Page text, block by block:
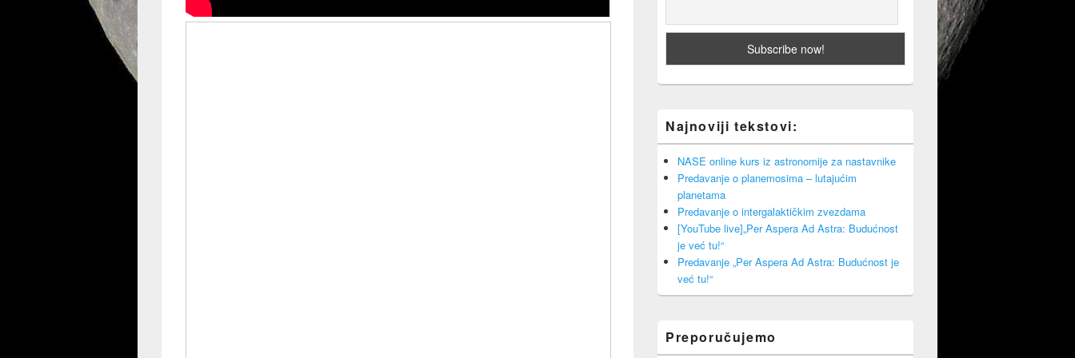
Najnoviji tekstovi:
NASE online kurs iz astronomije za nastavnike
Predavanje o planemosima – lutajućim
planetama
Predavanje o intergalaktičkim zvezdama
[YouTube live]„Per Aspera Ad Astra: Budućnost
je već tu!“
Predavanje „Per Aspera Ad Astra: Budućnost je
već tu!“
Preporučujemo